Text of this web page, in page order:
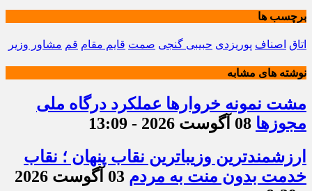
برچسب ها
اتاق اصناف پوریزدی حبیبی گنجی صمت قایم مقام قم مشاور وزیر
نوشته های مشابه
مشت نمونه خروارها عملکرد درگاه ملی
مجوزها 08 آگوست 2026 - 13:09
ارزشمندترین وزیباترین نقاب پنهان ؛ نقاب
خدمت بدون منت به مردم
03 آگوست 2026